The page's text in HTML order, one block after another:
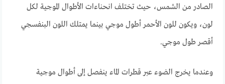
الصادر من الشمس، حيث تختلف انحناءات الأطوال الموجية لكل
لون، ويكون للون الأحمر أطول موجي بينما يمتلك اللون البنفسجي
أقصر طول موجي.
وعندما يخرج الضوء عبر قطرات الماء ينفصل إلى أطوال موجية